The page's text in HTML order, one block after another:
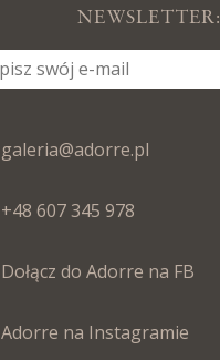
NEWSLETTER:
galeria@adorre.pl
+48 607 345 978
Dołącz do Adorre na FB
Adorre na Instagramie